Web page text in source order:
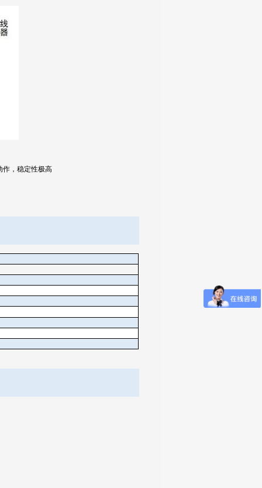
作，稳定性极高